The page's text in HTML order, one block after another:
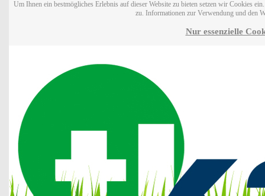
Um Ihnen ein bestmögliches Erlebnis auf dieser Website zu bieten setzen wir Cookies
zu. Informationen zur Verwendung und den
Nur essenzielle